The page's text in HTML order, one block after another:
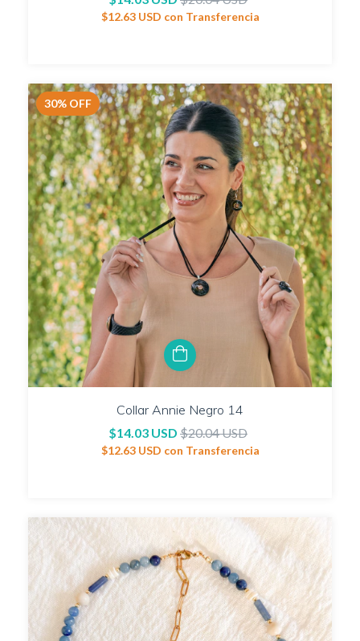
$12.63 USD con Transferencia
30% OFF
Collar Annie Negro 14
$14.03 USD $20.04 USD
$12.63 USD con Transferencia